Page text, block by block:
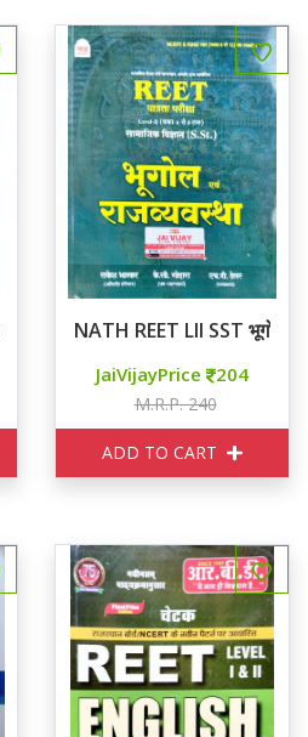
NATH REET LII SST भूगोल
JaiVijayPrice 204
M.R.P. 240
ADD TO CART